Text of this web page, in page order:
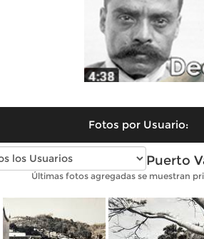
Fotos por Usuario:
Fotos antiguas de Puerto
Últimas fotos agregadas se muestran